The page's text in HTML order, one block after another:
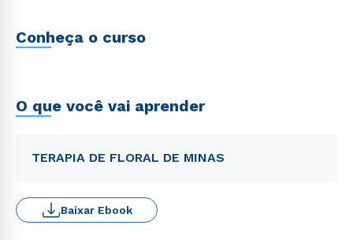
Conheça o curso
O que você vai aprender
TERAPIA DE FLORAL DE MINAS
Baixar Ebook